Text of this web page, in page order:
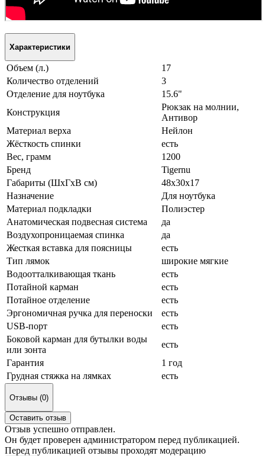
Характеристики
Объем (л.)
17
Количество отделений
3
Отделение для ноутбука
15.6"
Конструкция
Рюкзак на молнии,
Антивор
Материал верха
Нейлон
Жёсткость спинки
есть
Вес, грамм
1200
Бренд
Tigernu
Габариты (ШxГxВ см)
48x30x17
Назначение
Для ноутбука
Материал подкладки
Полиэстер
Анатомическая подвесная система
да
Воздухопроницаемая спинка
да
Жесткая вставка для поясницы
есть
Тип лямок
широкие мягкие
Водоотталкивающая ткань
есть
Потайной карман
есть
Потайное отделение
есть
Эргономичная ручка для переноски
есть
USB-порт
есть
Боковой карман для бутылки воды
или зонта
есть
Гарантия
1 год
Грудная стяжка на лямках
есть
Отзывы (0)
Оставить отзыв
Отзыв успешно отправлен.
Он будет проверен администратором перед публикацией.
Перед публикацией отзывы проходят модерацию